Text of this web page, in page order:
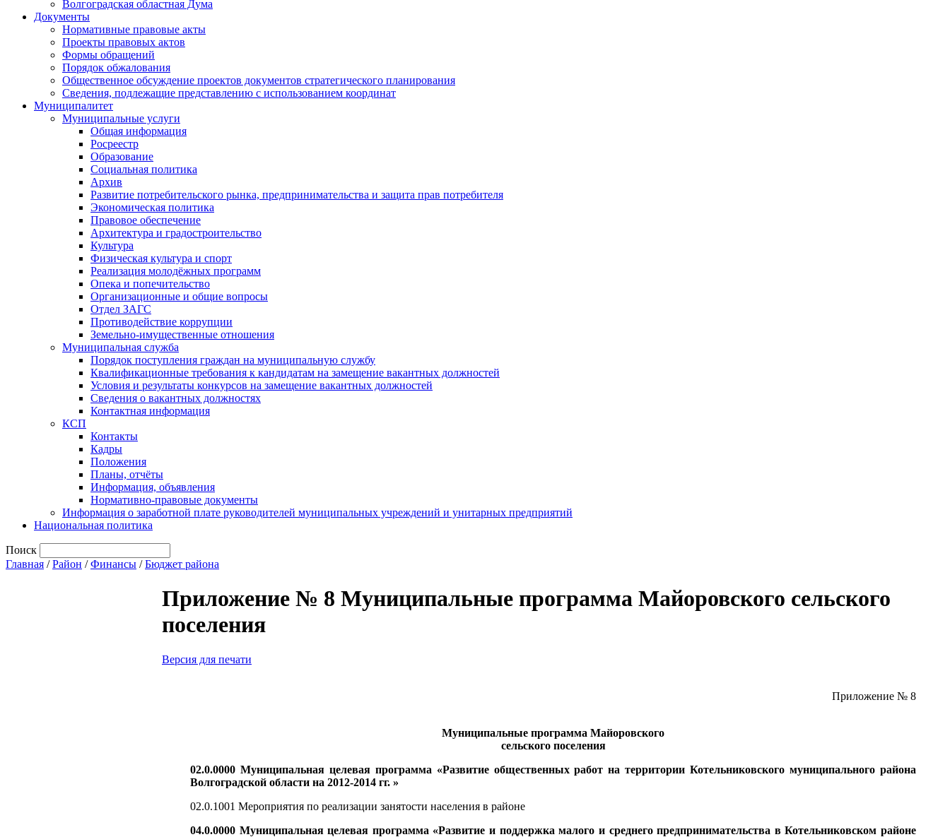
Волгоградская областная Дума
Документы
Нормативные правовые акты
Проекты правовых актов
Формы обращений
Порядок обжалования
Общественное обсуждение проектов документов стратегического планирования
Сведения, подлежащие представлению с использованием координат
Муниципалитет
Муниципальные услуги
Общая информация
Росреестр
Образование
Социальная политика
Архив
Развитие потребительского рынка, предпринимательства и защита прав потребителя
Экономическая политика
Правовое обеспечение
Архитектура и градостроительство
Культура
Физическая культура и спорт
Реализация молодёжных программ
Опека и попечительство
Организационные и общие вопросы
Отдел ЗАГС
Противодействие коррупции
Земельно-имущественные отношения
Муниципальная служба
Порядок поступления граждан на муниципальную службу
Квалификационные требования к кандидатам на замещение вакантных должностей
Условия и результаты конкурсов на замещение вакантных должностей
Сведения о вакантных должностях
Контактная информация
КСП
Контакты
Кадры
Положения
Планы, отчёты
Информация, объявления
Нормативно-правовые документы
Информация о заработной плате руководителей муниципальных учреждений и унитарных предприятий
Национальная политика
Поиск
Главная /Район /Финансы /Бюджет района
Приложение № 8 Муниципальные программа Майоровского сельского
поселения
Версия для печати
Приложение № 8
Муниципальные программа Майоровского
сельского поселения
02.0.0000 Муниципальная целевая программа «Развитие общественных работ на территории Котельниковского муниципального района
Волгоградской области на 2012-2014 гг. »
02.0.1001 Мероприятия по реализации занятости населения в районе
04.0.0000 Муниципальная целевая программа «Развитие и поддержка малого и среднего предпринимательства в Котельниковском районе